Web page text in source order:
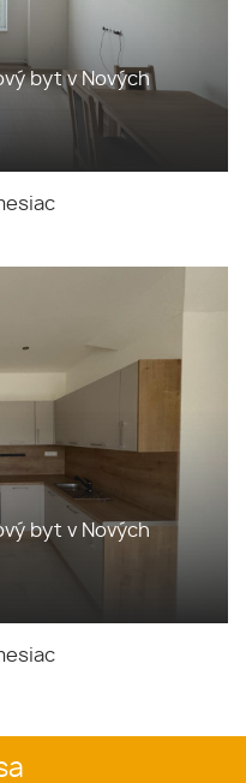
byt v Nových
byt v Nových